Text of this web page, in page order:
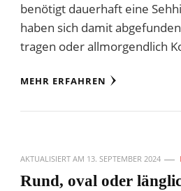
benötigt dauerhaft eine
haben sich damit
tragen oder allmorgendlich
MEHR ERFAHREN
AKTUALISIERT AM 13. SEPTEMBER 2024
Rund, oval oder